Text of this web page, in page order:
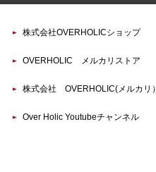
株式会社OVERHOLICショップ
OVERHOLIC メルカリストア
株式会社 OVERHOLIC(メルカリ）
Over Holic Youtubeチャンネル